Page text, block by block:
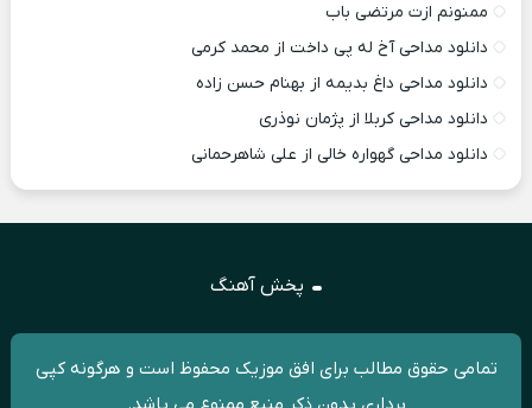
ممنونم ازت مرتضی باب
دانلود مداحی آخ له پی داخت از محمد کرمی
دانلود مداحی داغ بدیمه از بهنام حسن زاده
دانلود مداحی کربلا از پژمان نوذری
دانلود مداحی گهواره خالی از علی شاهرحمانی
پخش آهنگ
تمامی حقوق مطالب برای افق موزیک محفوظ است و هرگونه کپی